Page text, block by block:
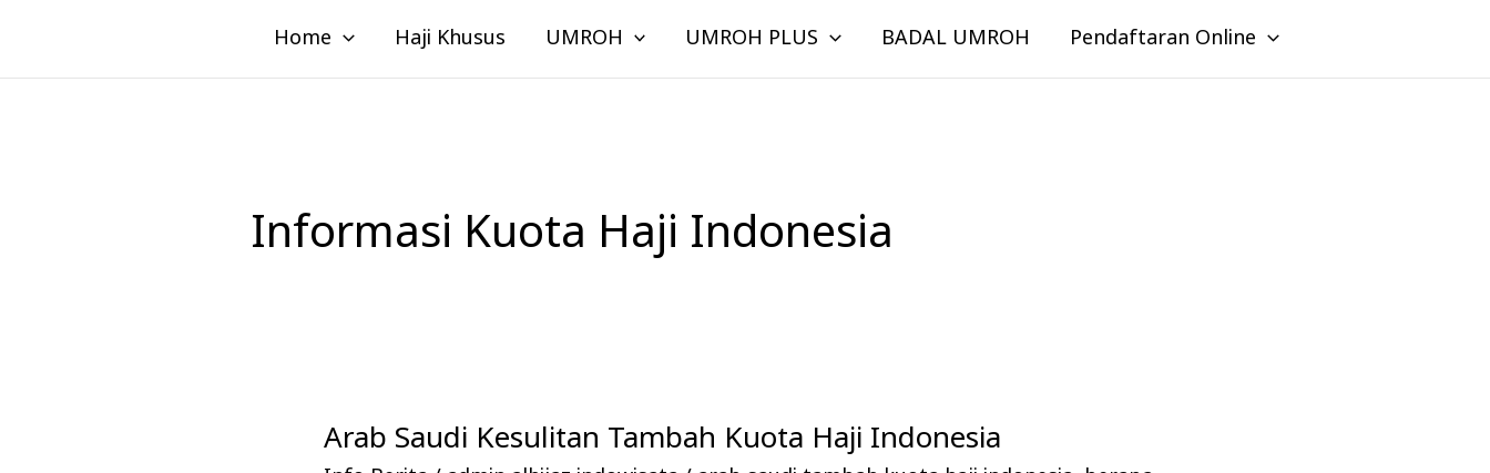
konten
Home Haji Khusus UMROH UMROH PLUS BADAL UMROH Pendaftaran Online
Informasi Kuota Haji Indonesia
Arab Saudi Kesulitan Tambah Kuota Haji Indonesia
Arab
Saudi